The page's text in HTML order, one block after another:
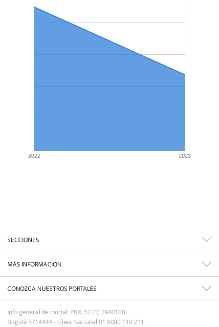
2022 2023
SECCIONES
MÁS INFORMACIÓN
CONOZCA NUESTROS PORTALES
Info general del portal: PBX: 57 (1) 2940100.
Bogotá 5714444 - Línea Nacional 01 8000 110 211.